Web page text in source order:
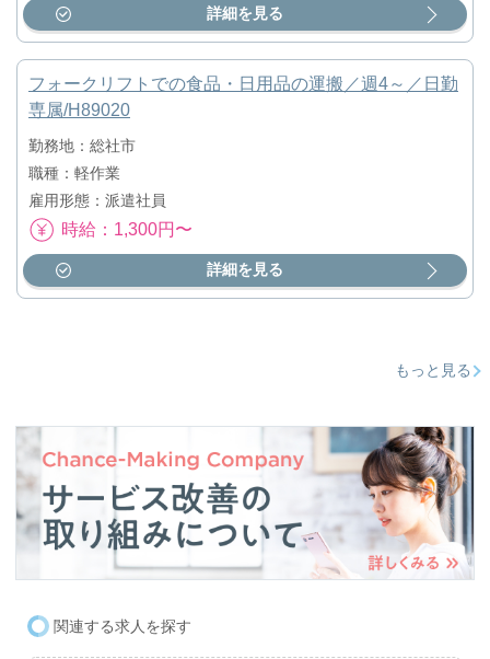
詳細を見る
フォークリフトでの食品・日用品の運搬／週4～／日勤
専属/H89020
勤務地：総社市
職種：軽作業
雇用形態：派遣社員
時給：1,300円〜
詳細を見る
もっと見る
関連する求人を探す